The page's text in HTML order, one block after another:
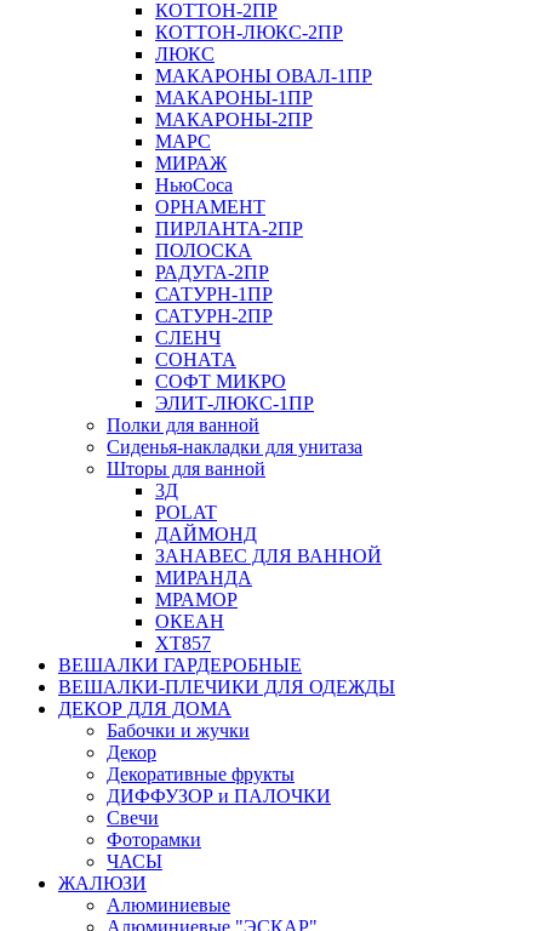
КОТТОН-2ПР
КОТТОН-ЛЮКС-2ПР
ЛЮКС
МАКАРОНЫ ОВАЛ-1ПР
МАКАРОНЫ-1ПР
МАКАРОНЫ-2ПР
МАРС
МИРАЖ
НьюСоса
ОРНАМЕНТ
ПИРЛАНТА-2ПР
ПОЛОСКА
РАДУГА-2ПР
САТУРН-1ПР
САТУРН-2ПР
СЛЕНЧ
СОНАТА
СОФТ МИКРО
ЭЛИТ-ЛЮКС-1ПР
Полки для ванной
Сиденья-накладки для унитаза
Шторы для ванной
3Д
POLAT
ДАЙМОНД
ЗАНАВЕС ДЛЯ ВАННОЙ
МИРАНДА
МРАМОР
ОКЕАН
ХТ857
ВЕШАЛКИ ГАРДЕРОБНЫЕ
ВЕШАЛКИ-ПЛЕЧИКИ ДЛЯ ОДЕЖДЫ
ДЕКОР ДЛЯ ДОМА
Бабочки и жучки
Декор
Декоративные фрукты
ДИФФУЗОР и ПАЛОЧКИ
Свечи
Фоторамки
ЧАСЫ
ЖАЛЮЗИ
Алюминиевые
Алюминиевые "ЭСКАР"